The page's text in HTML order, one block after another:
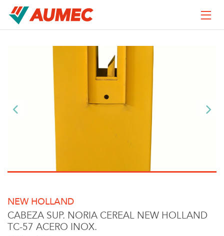
NEW HOLLAND
CABEZA SUP. NORIA CEREAL NEW HOLLAND
TC-57 ACERO INOX.